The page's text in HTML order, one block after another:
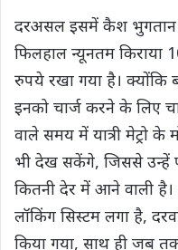
दरअसल इसमें कैश भुगतान
फिलहाल न्यूनतम
रुपये रखा गया है। क्योंकि
इनको चार्ज करने के लिए
वाले समय में यात्री मेट्रो
भी देख सकेंगे, जिससे उन्हें
कितनी देर में आने वाली है।
लॉकिंग सिस्टम लगा है,
किया गया, साथ ही जब